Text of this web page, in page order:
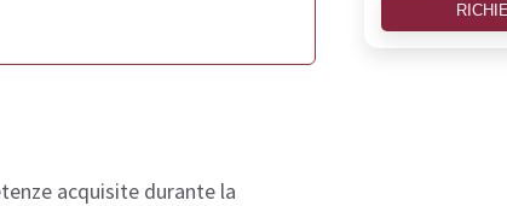
acquisite durante la